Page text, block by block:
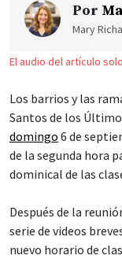
Por
Mary
El audio del artículo
Los barrios y las
Santos de los
domingo 6 de
de la segunda hora
dominical de las
Después de la
serie de videos
nuevo horario de